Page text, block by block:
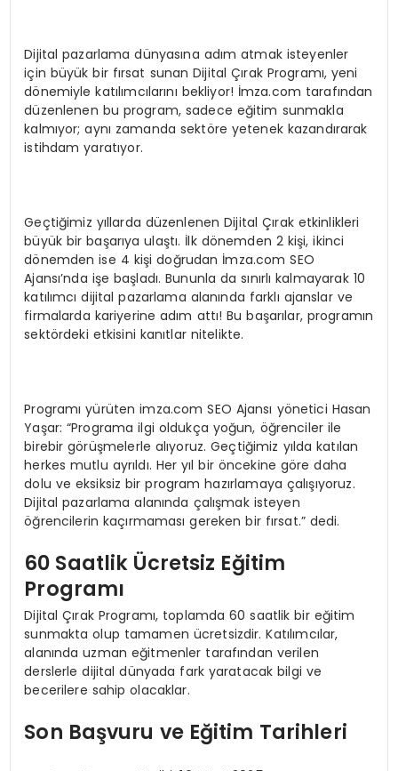
Dijital pazarlama dünyasına adım atmak isteyenler
için büyük bir fırsat sunan Dijital Çırak Programı, yeni
dönemiyle katılımcılarını bekliyor! İmza.com tarafından
düzenlenen bu program, sadece eğitim sunmakla
kalmıyor; aynı zamanda sektöre yetenek kazandırarak
istihdam yaratıyor.
Geçtiğimiz yıllarda düzenlenen Dijital Çırak etkinlikleri
büyük bir başarıya ulaştı. İlk dönemden 2 kişi, ikinci
dönemden ise 4 kişi doğrudan İmza.com SEO
Ajansı’nda işe başladı. Bununla da sınırlı kalmayarak 10
katılımcı dijital pazarlama alanında farklı ajanslar ve
firmalarda kariyerine adım attı! Bu başarılar, programın
sektördeki etkisini kanıtlar nitelikte.
Programı yürüten imza.com SEO Ajansı yönetici Hasan
Yaşar: “Programa ilgi oldukça yoğun, öğrenciler ile
birebir görüşmelerle alıyoruz. Geçtiğimiz yılda katılan
herkes mutlu ayrıldı. Her yıl bir öncekine göre daha
dolu ve eksiksiz bir program hazırlamaya çalışıyoruz.
Dijital pazarlama alanında çalışmak isteyen
öğrencilerin kaçırmaması gereken bir fırsat.” dedi.
60 Saatlik Ücretsiz Eğitim
Programı
Dijital Çırak Programı, toplamda 60 saatlik bir eğitim
sunmakta olup tamamen ücretsizdir. Katılımcılar,
alanında uzman eğitmenler tarafından verilen
derslerle dijital dünyada fark yaratacak bilgi ve
becerilere sahip olacaklar.
Son Başvuru ve Eğitim Tarihleri